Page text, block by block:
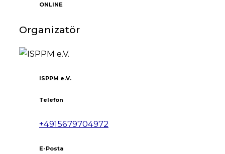
ONLINE
Organizatör
ISPPM e.V.
Telefon
+4915679704972
E-Posta